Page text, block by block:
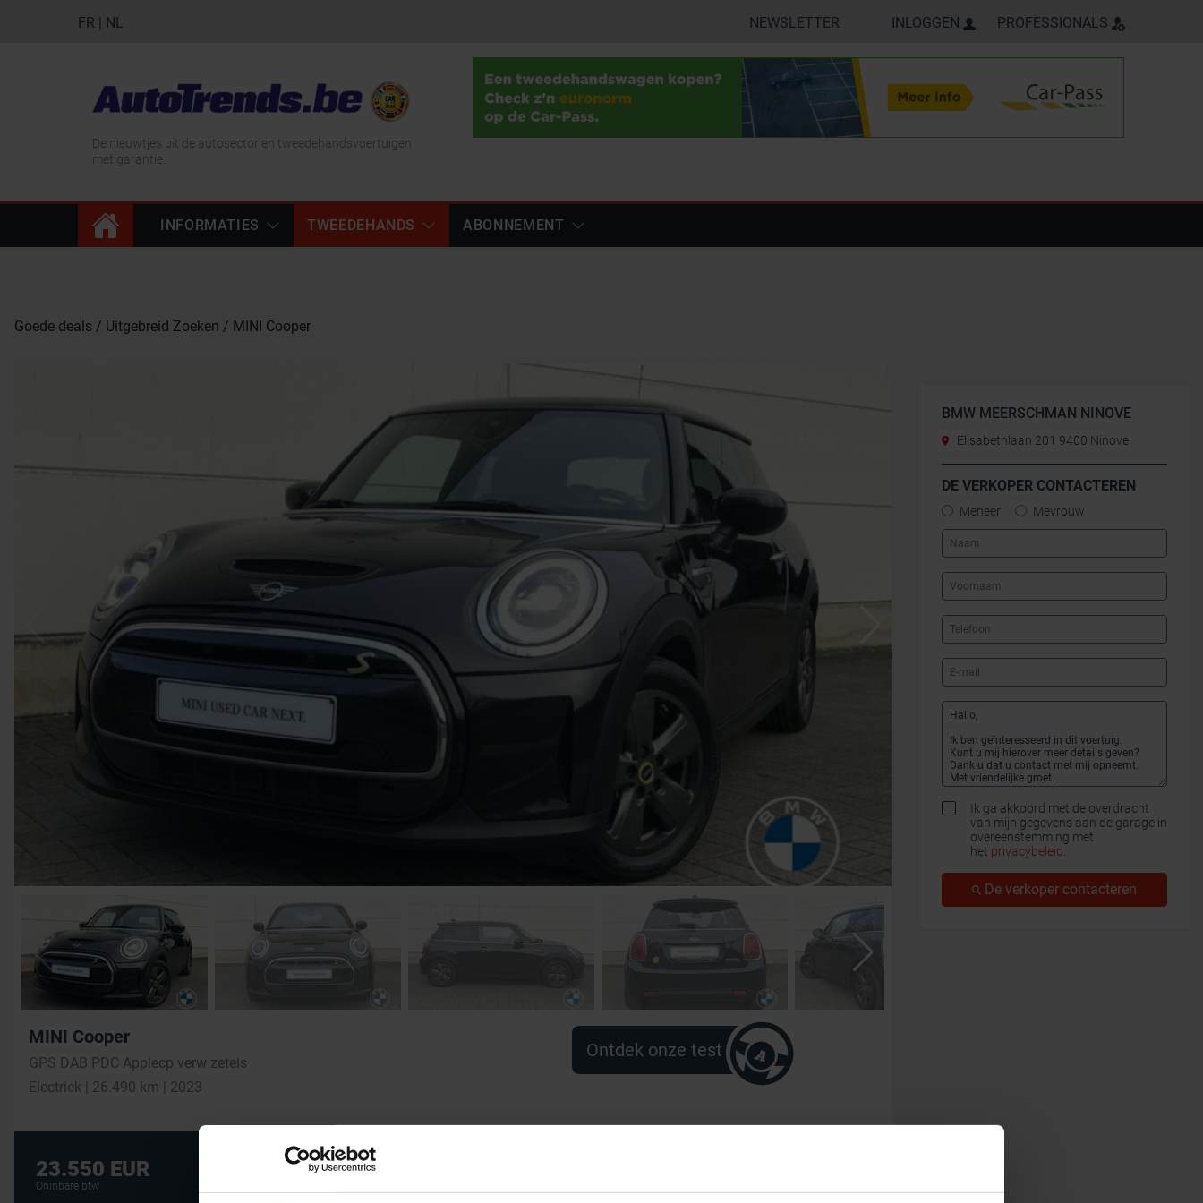
FR | NL NEWSLETTER INLOGGEN PROFESSIONALS
De nieuwtjes uit de autosector en tweedehandsvoertuigen
met garantie.
INFORMATIES TWEEDEHANDS ABONNEMENT
Goede deals Uitgebreid Zoeken MINI Cooper
MINI Cooper
GPS DAB PDC Applecp verw zetels
Electriek | 26.490 km | 2023
Ontdek onze test
23.550 EUR
Oninbare btw
De beste financiering voor uw auto !
BMW MEERSCHMAN NINOVE
Elisabethlaan 201 9400 Ninove
DE VERKOPER CONTACTEREN
Meneer Mevrouw
Ik ga akkoord met de overdracht
van mijn gegevens aan de garage in
overeenstemming met
het privacybeleid
De verkoper contacteren